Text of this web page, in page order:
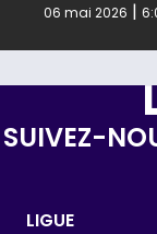
06 mai 2026 |
SUIVEZ-
LIGUE